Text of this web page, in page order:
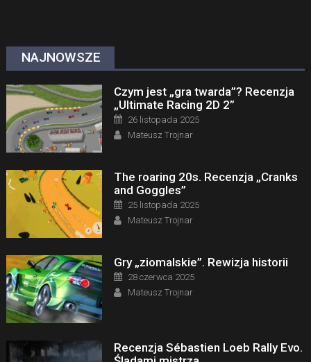
NAJNOWSZE
Czym jest „gra twarda”? Recenzja
„Ultimate Racing 2D 2”
Posted on
26 listopada 2025
Author
Mateusz Trojnar
The roaring 20s. Recenzja „Cranks
and Goggles”
Posted on
25 listopada 2025
Author
Mateusz Trojnar
Gry „ziomalskie”. Rewizja historii
Posted on
28 czerwca 2025
Author
Mateusz Trojnar
Recenzja Sébastien Loeb Rally Evo.